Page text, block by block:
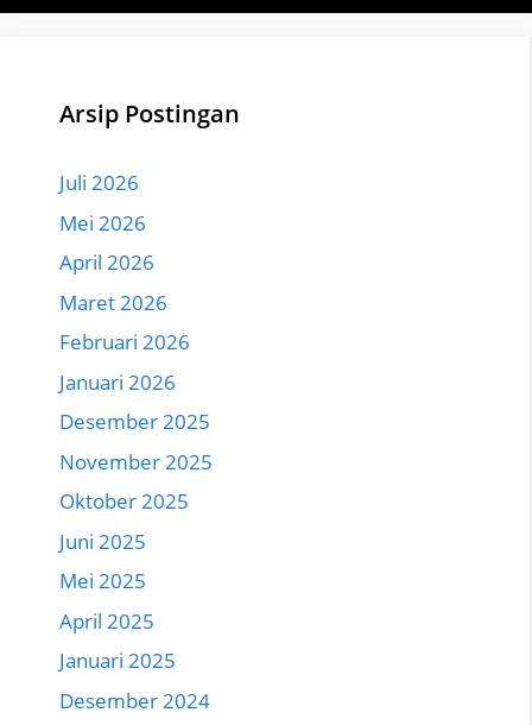
Arsip Postingan
Juli 2026
Mei 2026
April 2026
Maret 2026
Februari 2026
Januari 2026
Desember 2025
November 2025
Oktober 2025
Juni 2025
Mei 2025
April 2025
Januari 2025
Desember 2024